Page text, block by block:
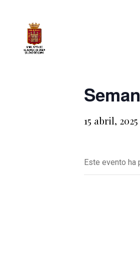
15 abril,
Este evento ha